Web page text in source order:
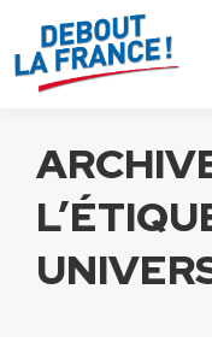
Panneau de gestion des